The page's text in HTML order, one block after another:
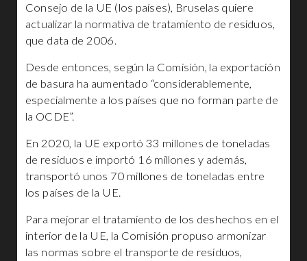
Consejo de la UE (los países), Bruselas quiere
actualizar la normativa de tratamiento de residuos,
que data de 2006.
Desde entonces, según la Comisión, la exportación
de basura ha aumentado “considerablemente,
especialmente a los países que no forman parte de
la OCDE”.
En 2020, la UE exportó 33 millones de toneladas
de residuos e importó 16 millones y además,
transportó unos 70 millones de toneladas entre
los países de la UE.
Para mejorar el tratamiento de los deshechos en el
interior de la UE, la Comisión propuso armonizar
las normas sobre el transporte de residuos,